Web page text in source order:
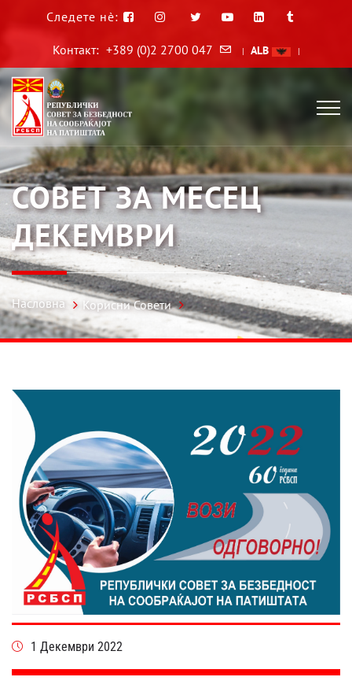
Следете нè:
Контакт: +389 (0)2 2700 047 | ALB |
СОВЕТ ЗА МЕСЕЦ
ДЕКЕМВРИ
Насловна Корисни Совети
1 Декември 2022